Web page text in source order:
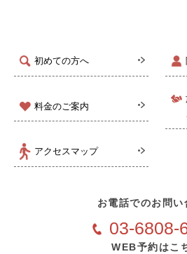
初めての方へ
料金のご案内
アクセスマップ
お電話でのお問い
03-6808-
WEB予約はこ